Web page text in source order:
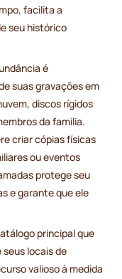
facilita a
seu histórico
é
suas gravações em
discos rígidos
da família.
criar cópias físicas
ou eventos
protege seu
e garante que ele
principal que
locais de
valioso à medida